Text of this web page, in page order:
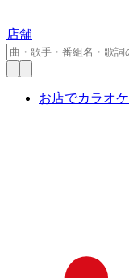
店舗
お店でカラオケ